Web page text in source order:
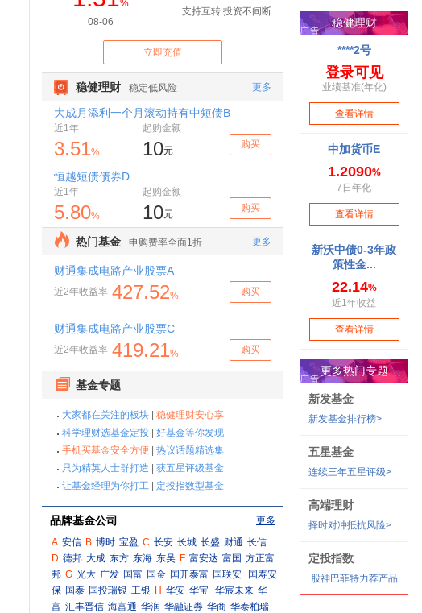
品牌基金公司
更多
A 安信 B 博时 宝盈 C 长安 长城 长盛 财通 长信
D 德邦 大成 东方 东海 东吴 F 富安达 富国 方正富
邦 G 光大 广发 国富 国金 国开泰富 国联安
国寿安
保 国泰 国投瑞银 工银 H 华安 华宝 华宸未来 华
富 汇丰晋信 海富通 华润 华融证券 华商 华泰柏瑞